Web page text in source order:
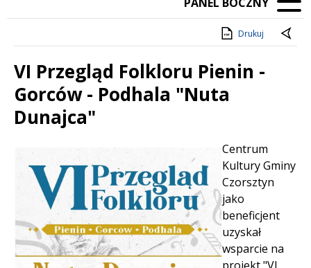
Drukuj
VI Przegląd Folkloru Pienin -
Gorców - Podhala "Nuta
Dunajca"
Centrum
Kultury Gminy
Czorsztyn
jako
beneficjent
uzyskał
wsparcie na